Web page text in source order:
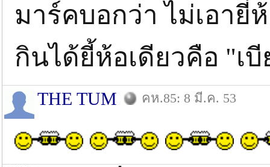
มาร์คบอกว่า ไม่เอายี่
กินได้ยี้ห้อเดียวคือ "เ
THE TUM คห.85: 8 มี.ค. 53